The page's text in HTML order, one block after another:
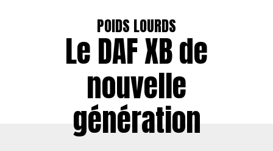
POIDS LOURDS
Le DAF XB de
nouvelle
génération